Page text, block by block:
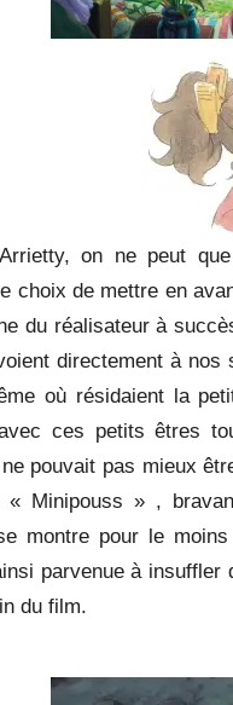
on ne peut
choix de mettre en
du réalisateur à
directement à
où résidaient la
ces petits êtres
pouvait pas mieux
« Minipouss » ,
montre pour le
parvenue à
du film.